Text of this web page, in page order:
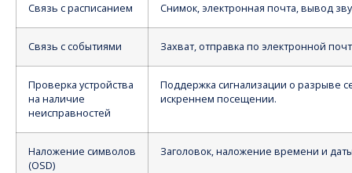
Связь с расписанием Снимок, электронная почта, вывод
Связь с событиями Захват, отправка по электронной
Проверка устройства
на наличие
неисправностей
Поддержка сигнализации о разрыве
искреннем посещении.
Наложение символов
(OSD)
Заголовок, наложение времени и